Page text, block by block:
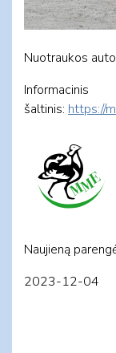
Nuotraukos
Informacinis
šaltinis: https://
Naujieną
2023-12-04